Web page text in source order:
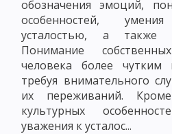
обозначения эмоций,
особенностей,
усталостью, а
Понимание
человека более чутким
требуя внимательного
их переживаний.
культурных
уважения к усталос...